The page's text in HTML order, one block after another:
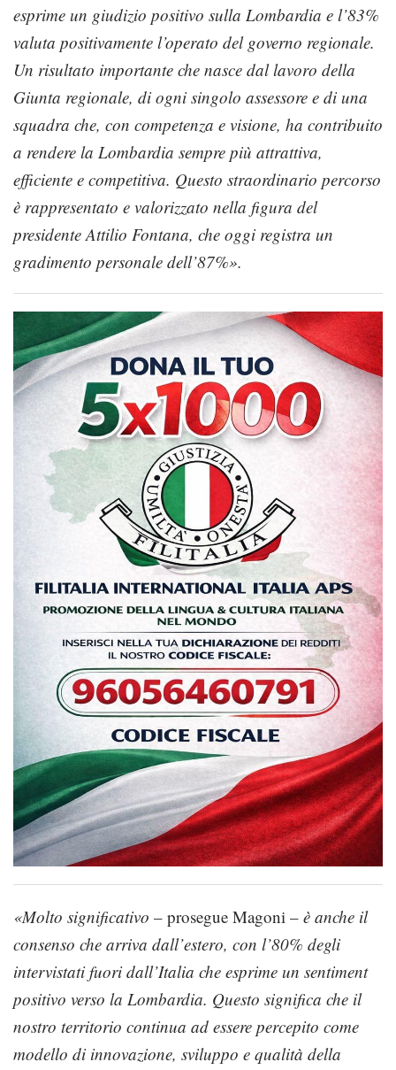
esprime un giudizio positivo sulla Lombardia e l’83%
valuta positivamente l’operato del governo regionale.
Un risultato importante che nasce dal lavoro della
Giunta regionale, di ogni singolo assessore e di una
squadra che, con competenza e visione, ha contribuito
a rendere la Lombardia sempre più attrattiva,
efficiente e competitiva. Questo straordinario percorso
è rappresentato e valorizzato nella figura del
presidente Attilio Fontana, che oggi registra un
gradimento personale dell’87%».
«Molto significativo – prosegue Magoni – è anche il
consenso che arriva dall’estero, con l’80% degli
intervistati fuori dall’Italia che esprime un sentiment
positivo verso la Lombardia. Questo significa che il
nostro territorio continua ad essere percepito come
modello di innovazione, sviluppo e qualità della